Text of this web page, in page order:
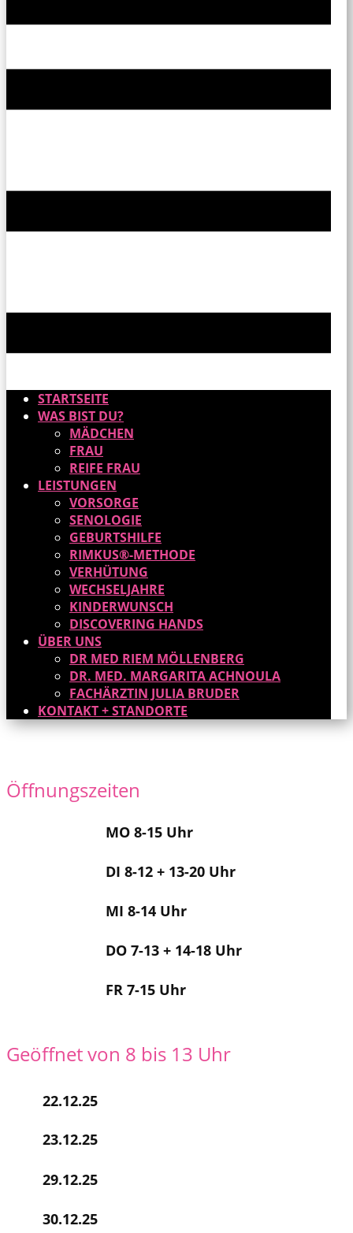
STARTSEITE
WAS BIST DU?
MÄDCHEN
FRAU
REIFE FRAU
LEISTUNGEN
VORSORGE
SENOLOGIE
GEBURTSHILFE
RIMKUS®-METHODE
VERHÜTUNG
WECHSELJAHRE
KINDERWUNSCH
DISCOVERING HANDS
ÜBER UNS
DR MED RIEM MÖLLENBERG
DR. MED. MARGARITA ACHNOULA
FACHÄRZTIN JULIA BRUDER
KONTAKT + STANDORTE
Öffnungszeiten
MO 8-15 Uhr
DI 8-12 + 13-20 Uhr
MI 8-14 Uhr
DO 7-13 + 14-18 Uhr
FR 7-15 Uhr
Geöffnet von 8 bis 13 Uhr
22.12.25
23.12.25
29.12.25
30.12.25